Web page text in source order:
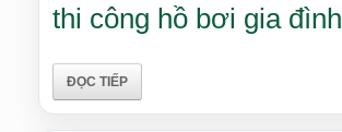
thi công hồ bơi gia đình
ĐỌC TIẾP